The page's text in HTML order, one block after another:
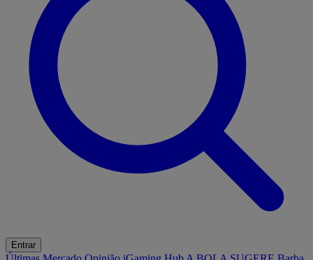
Entrar